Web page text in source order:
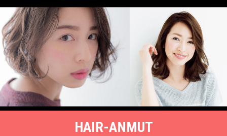
content
HAIR-ANMUT